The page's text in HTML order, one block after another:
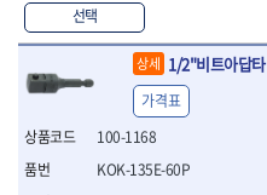
선택
상세 1/2"비트아답타
100-1168
KOK-135E-60P
가격표